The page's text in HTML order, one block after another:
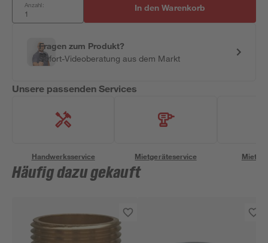
Anzahl: In den Warenkorb
Fragen zum Produkt?
Sofort-Videoberatung aus dem Markt
Unsere passenden Services
Handwerksservice Mietgeräteservice
Häufig dazu gekauft